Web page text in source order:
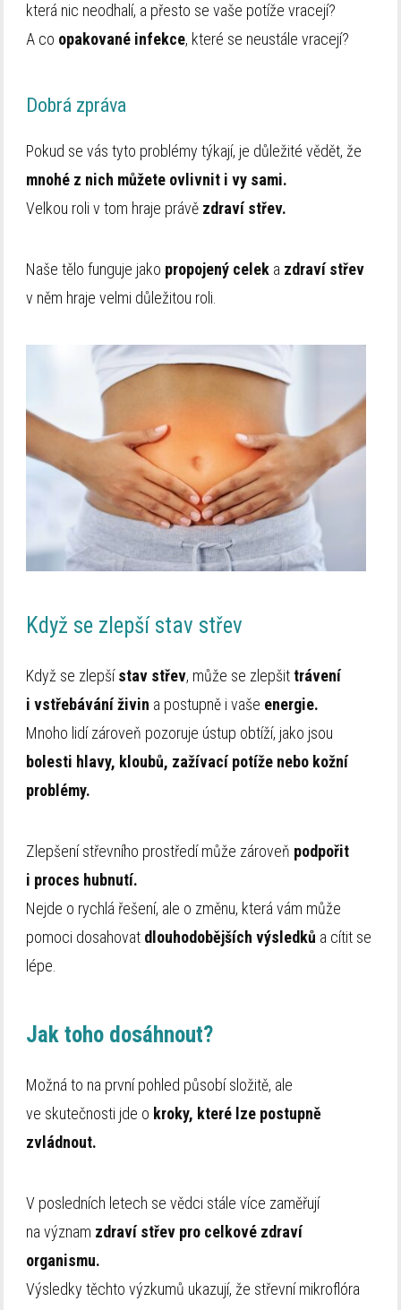
která nic neodhalí, a přesto se vaše potíže vracejí?
A co opakované infekce, které se neustále vracejí?
Dobrá zpráva
Pokud se vás tyto problémy týkají, je důležité vědět, že
mnohé z nich můžete ovlivnit i vy sami.
Velkou roli v tom hraje právě zdraví střev.
Naše tělo funguje jako propojený celek a zdraví střev
v něm hraje velmi důležitou roli.
Když se zlepší stav střev
Když se zlepšístav střev, může se zlepšittrávení
i vstřebávání živin a postupně i vaše energie.
Mnoho lidí zároveň pozoruje ústup obtíží, jako jsou
bolesti hlavy, kloubů, zažívací potíže nebo kožní
problémy.
Zlepšení střevního prostředí může zároveň podpořit
i proces hubnutí.
Nejde o rychlá řešení, ale o změnu, která vám může
pomoci dosahovat dlouhodobějších výsledků a cítit se
lépe.
Jak toho dosáhnout?
Možná to na první pohled působí složitě, ale
ve skutečnosti jde o kroky, které lze postupně
zvládnout.
V posledních letech se vědci stále více zaměřují
na význam zdraví střev pro celkové zdraví
organismu.
Výsledky těchto výzkumů ukazují, že střevní mikroflóra